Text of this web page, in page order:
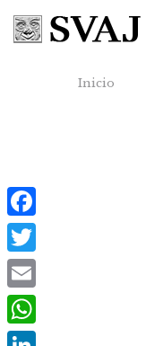
Inicio
Facebook
Twitter
Email
WhatsApp